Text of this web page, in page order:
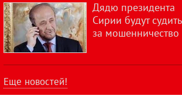
Дядю президента
Сирии будут судить
за мошенничество
Еще новостей!